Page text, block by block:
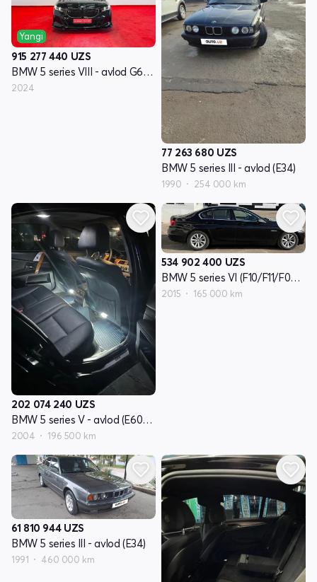
Yangi
915 277 440 UZS
BMW 5 series VIII - avlod G60/G61/G68
2024
77 263 680 UZS
BMW 5 series III - avlod (E34)
1990 254 000 km
202 074 240 UZS
BMW 5 series V - avlod (E60/E61)
2004 196 500 km
534 902 400 UZS
BMW 5 series VI (F10/F11/F07) - avlod reslayling
2015 165 000 km
61 810 944 UZS
BMW 5 series III - avlod (E34)
1991 460 000 km